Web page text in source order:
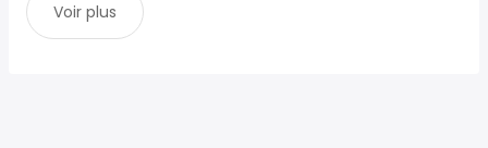
Voir plus